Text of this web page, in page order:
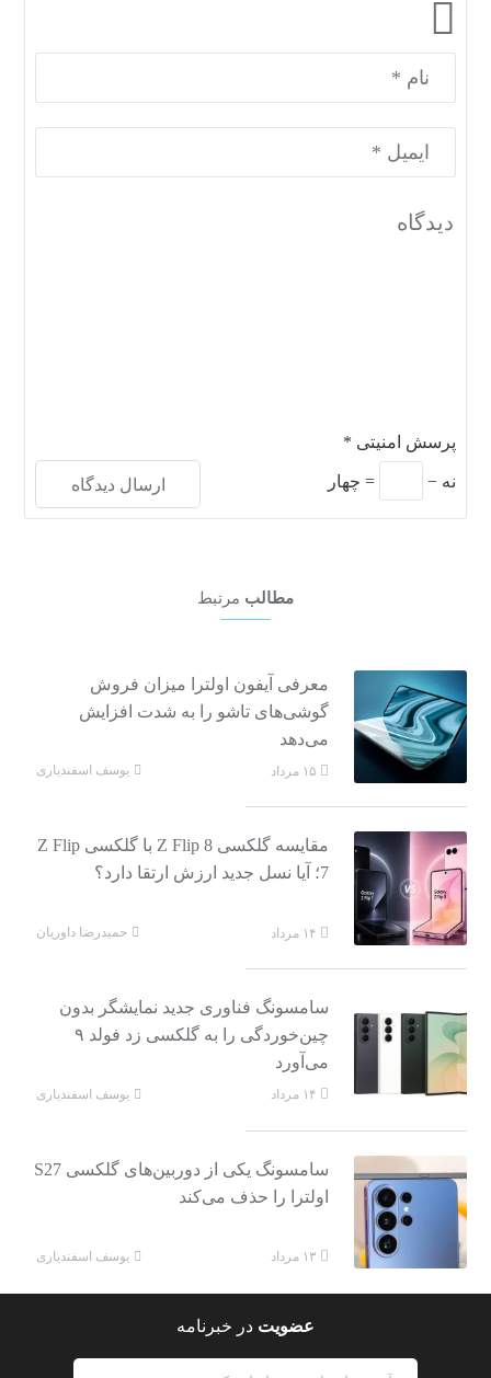
پرسش امنیتی *
نه −
= چهار
مطالب مرتبط
معرفی آیفون اولترا میزان فروش
گوشی‌های تاشو را به شدت افزایش
می‌دهد
۱۵ مرداد یوسف اسفندیاری
مقایسه گلکسی Z Flip 8 با گلکسی Z Flip
7؛ آیا نسل جدید ارزش ارتقا دارد؟
۱۴ مرداد حمیدرضا داوریان
سامسونگ فناوری جدید نمایشگر بدون
چین‌خوردگی را به گلکسی زد فولد ۹
می‌آورد
۱۴ مرداد یوسف اسفندیاری
سامسونگ یکی از دوربین‌های گلکسی S27
اولترا را حذف می‌کند
۱۳ مرداد یوسف اسفندیاری
عضویت در خبرنامه